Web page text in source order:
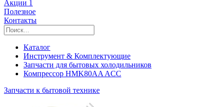
Акции 1
Полезное
Контакты
Каталог
Инструмент & Комплектующие
Запчасти для бытовых холодильников
Компрессор HMK80AA ACC
Запчасти к бытовой технике